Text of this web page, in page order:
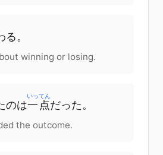
る。
winning or losing.
のは一点
いってん
だった。
the outcome.